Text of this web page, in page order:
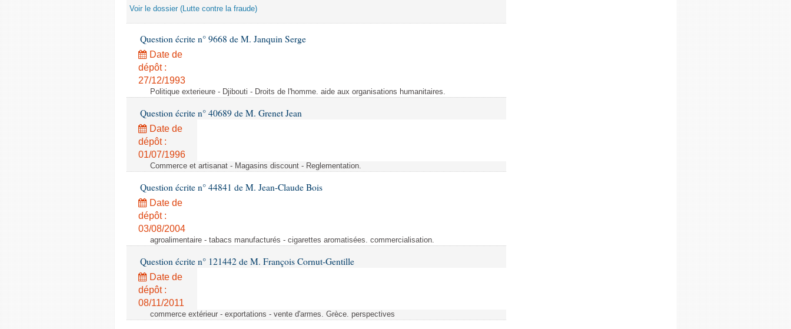
Voir le dossier (Lutte contre la fraude)
Question écrite n° 9668 de M. Janquin Serge
Date de
dépôt :
27/12/1993
Politique exterieure - Djibouti - Droits de l'homme. aide aux organisations humanitaires.
Question écrite n° 40689 de M. Grenet Jean
Date de
dépôt :
01/07/1996
Commerce et artisanat - Magasins discount - Reglementation.
Question écrite n° 44841 de M. Jean-Claude Bois
Date de
dépôt :
03/08/2004
agroalimentaire - tabacs manufacturés - cigarettes aromatisées. commercialisation.
Question écrite n° 121442 de M. François Cornut-Gentille
Date de
dépôt :
08/11/2011
commerce extérieur - exportations - vente d'armes. Grèce. perspectives